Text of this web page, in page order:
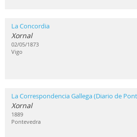
La Concordia
Xornal
02/05/1873
Vigo
La Correspondencia Gallega (Diario de
Xornal
1889
Pontevedra